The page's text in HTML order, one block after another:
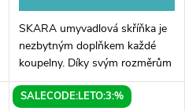
SKARA umyvadlová skříňka je
nezbytným doplňkem každé
koupelny. Díky svým rozměrům
100x50x45cm se snadno vejde
i do menšího prostoru. Skříňka
SALECODE:LETO:3:%